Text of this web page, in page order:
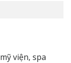
viện, spa